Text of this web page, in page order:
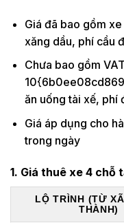
Giá đã bao gồm
xăng dầu, phí cầu
Chưa bao gồm VAT
ăn uống tài xế, phí
Giá áp dụng cho
trong ngày
1. Giá thuê xe 4 chỗ
LỘ TRÌNH (TỪ
THÀNH)